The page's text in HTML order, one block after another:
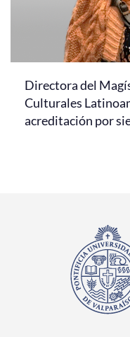
Directora del
Culturales
acreditación por